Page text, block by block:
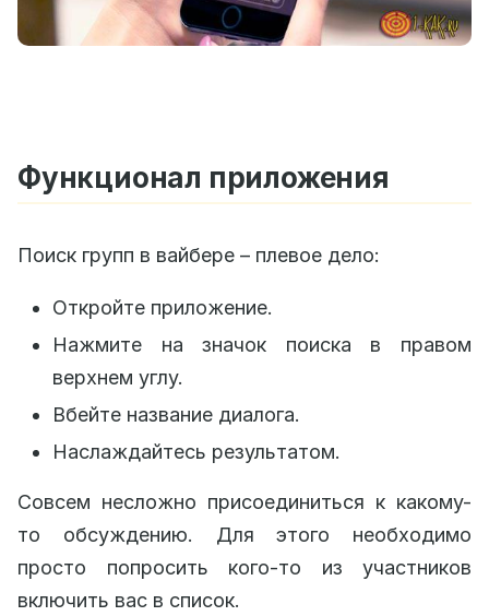
Функционал приложения
Поиск групп в вайбере – плевое дело:
Откройте приложение.
Нажмите на значок поиска в правом
верхнем углу.
Вбейте название диалога.
Наслаждайтесь результатом.
Совсем несложно присоединиться к какому-
то обсуждению. Для этого необходимо
просто попросить кого-то из участников
включить вас в список.